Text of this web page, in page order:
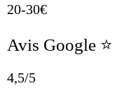
20-30€
Avis Google ⭐
4,5/5